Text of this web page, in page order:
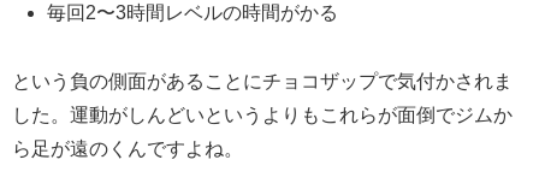
毎回2〜3時間レベルの時間がかる
という負の側面があることにチョコザップで気付かされま
した。運動がしんどいというよりもこれらが面倒でジムか
ら足が遠のくんですよね。